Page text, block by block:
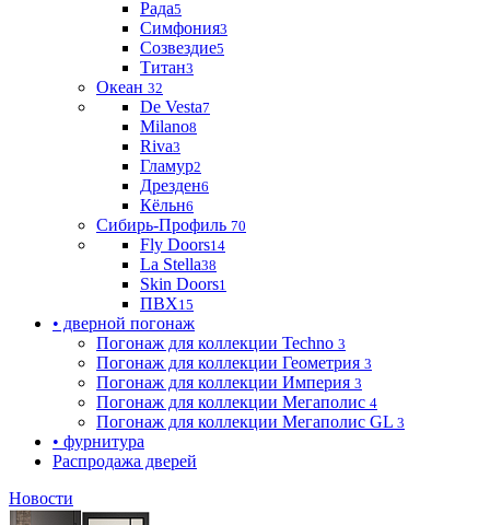
Рада5
Симфония3
Созвездие5
Титан3
Океан 32
De Vesta7
Milano8
Riva3
Гламур2
Дрезден6
Кёльн6
Сибирь-Профиль 70
Fly Doors14
La Stella38
Skin Doors1
ПВХ15
• дверной погонаж
Погонаж для коллекции Techno 3
Погонаж для коллекции Геометрия 3
Погонаж для коллекции Империя 3
Погонаж для коллекции Мегаполис 4
Погонаж для коллекции Мегаполис GL 3
• фурнитура
Распродажа дверей
Новости